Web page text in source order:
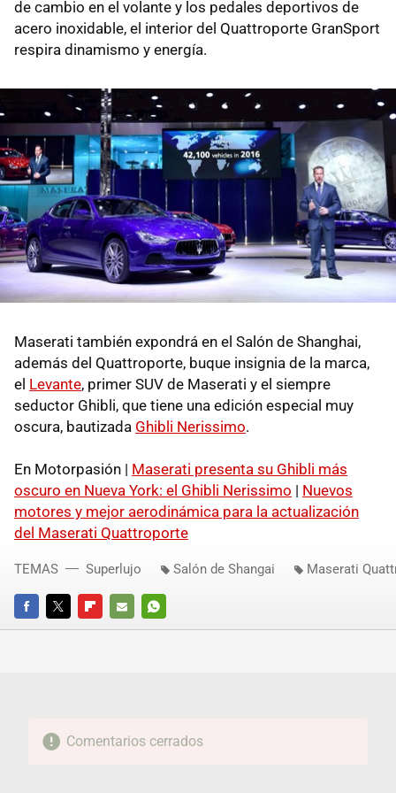
de cambio en el volante y los pedales deportivos de
acero inoxidable, el interior del Quattroporte GranSport
respira dinamismo y energía.
Maserati también expondrá en el Salón de Shanghai,
además del Quattroporte, buque insignia de la marca,
el Levante, primer SUV de Maserati y el siempre
seductor Ghibli, que tiene una edición especial muy
oscura, bautizada Ghibli Nerissimo.
En Motorpasión | Maserati presenta su Ghibli más
oscuro en Nueva York: el Ghibli Nerissimo | Nuevos
motores y mejor aerodinámica para la actualización
del Maserati Quattroporte
FACEBOOKTWITTERFLIPBOARD
E-
WHATSAPP
TEMAS Superlujo Salón de Shangai Maserati
Comentarios cerrados